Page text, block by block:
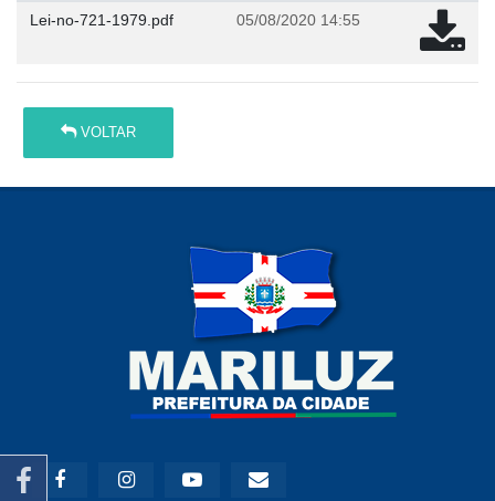
Lei-no-721-1979.pdf 05/08/2020 14:55
VOLTAR